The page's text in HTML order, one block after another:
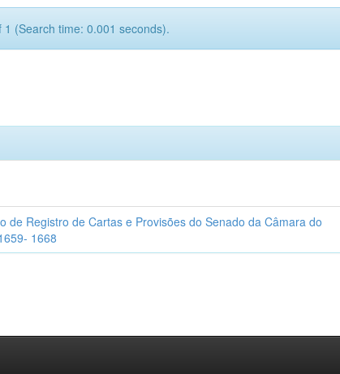
1 (Search time: 0.001 seconds).
de Registro de Cartas e Provisões do Senado da Câmara do
1668